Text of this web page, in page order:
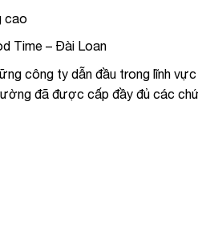
cao
Time – Đài Loan
công ty dẫn đầu trong lĩnh
đã được cấp đầy đủ các